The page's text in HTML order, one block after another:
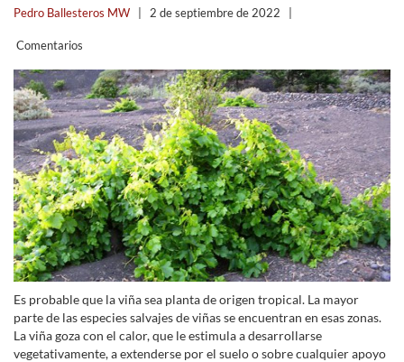
Pedro Ballesteros MW 2 de septiembre de 2022
Comentarios
Es probable que la viña sea planta de origen tropical. La mayor
parte de las especies salvajes de viñas se encuentran en esas zonas.
La viña goza con el calor, que le estimula a desarrollarse
vegetativamente, a extenderse por el suelo o sobre cualquier apoyo